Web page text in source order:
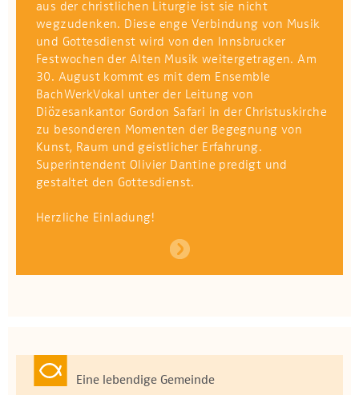
aus der christlichen Liturgie ist sie nicht
wegzudenken. Diese enge Verbindung von Musik
und Gottesdienst wird von den Innsbrucker
Festwochen der Alten Musik weitergetragen. Am
30. August kommt es mit dem Ensemble
BachWerkVokal unter der Leitung von
Diözesankantor Gordon Safari in der Christuskirche
zu besonderen Momenten der Begegnung von
Kunst, Raum und geistlicher Erfahrung.
Superintendent Olivier Dantine predigt und
gestaltet den Gottesdienst.
Herzliche Einladung!
Eine lebendige Gemeinde